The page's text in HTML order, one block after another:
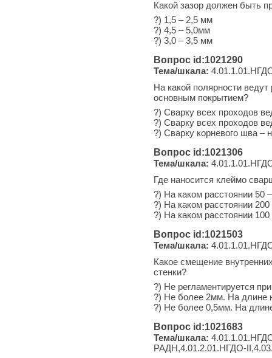
Какой зазор должен быть
?) 1,5 – 2,5 мм
?) 4,5 – 5,0мм
?) 3,0 – 3,5 мм
Вопрос id:1021290
Тема/шкала:
На какой полярности
основным покрытием?
?) Сварку всех проходов
?) Сварку всех проходов
?) Сварку корневого шва –
Вопрос id:1021306
Тема/шкала:
Где наносится клеймо
?) На каком расстоянии 50
?) На каком расстоянии
?) На каком расстоянии
Вопрос id:1021503
Тема/шкала:
Какое смещение
стенки?
?) Не регламентируется
?) Не более 2мм. На длине
?) Не более 0,5мм. На
Вопрос id:1021683
Тема/шкала:
РАДН,4.01.2.01.НГДО-